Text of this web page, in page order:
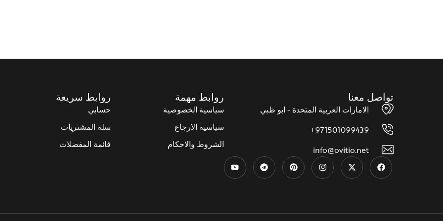
تواصل معنا
الامارات العربية المتحدة - ابو ظبي
971501099439+
info@ovitio.net
روابط مهمة
سياسية الخصوصية
سياسية الارجاع
الشروط والاحكام
روابط سريعة
حسابي
سلة المشتريات
قائمة المفضلات